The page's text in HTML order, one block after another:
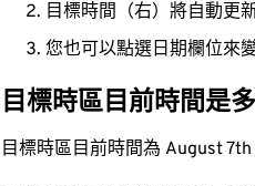
目標時間（右）將自動更
您也可以點選日期欄位來
目標時區目前時間是
目標時區目前時間為 August